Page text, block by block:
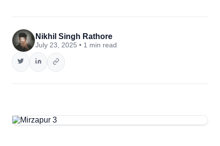
Nikhil Singh Rathore
July 23, 2025 • 1 min read